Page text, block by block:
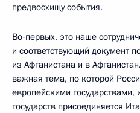
предвосхищу события.
Во‑первых, это наше
и соответствующий документ
из Афганистана и в
важная тема, по которой
европейскими государствами,
государств присоединяется